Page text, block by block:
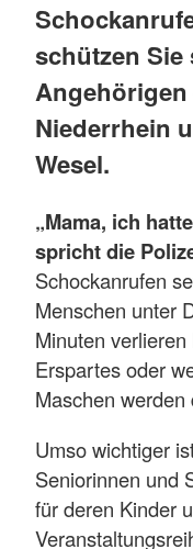
schützen
Angehörigen
Niederrhein
Wesel.
„Mama, ich
spricht die
Schockanrufen
Menschen unter
Minuten
Erspartes oder
Maschen
Umso wichtiger
Seniorinnen und
für deren Kinder